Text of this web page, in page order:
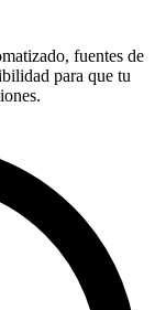
fuentes de
para que tu